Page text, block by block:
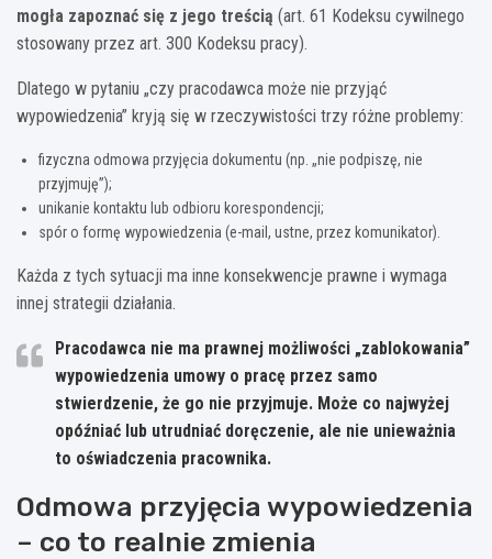
mogła zapoznać się z jego treścią (art. 61 Kodeksu cywilnego
stosowany przez art. 300 Kodeksu pracy).
Dlatego w pytaniu „czy pracodawca może nie przyjąć
wypowiedzenia” kryją się w rzeczywistości trzy różne problemy:
fizyczna odmowa przyjęcia dokumentu (np. „nie podpiszę, nie
przyjmuję”);
unikanie kontaktu lub odbioru korespondencji;
spór o formę wypowiedzenia (e-mail, ustne, przez komunikator).
Każda z tych sytuacji ma inne konsekwencje prawne i wymaga
innej strategii działania.
Pracodawca nie ma prawnej możliwości „zablokowania”
wypowiedzenia umowy o pracę przez samo
stwierdzenie, że go nie przyjmuje. Może co najwyżej
opóźniać lub utrudniać doręczenie, ale nie unieważnia
to oświadczenia pracownika.
Odmowa przyjęcia wypowiedzenia
– co to realnie zmienia